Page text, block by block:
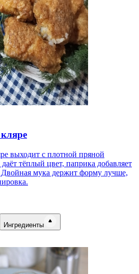
выходит с плотной пряной
тёплый цвет, паприка добавляет
мука держит форму лучше,
Ингредиенты